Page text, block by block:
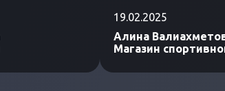
19.02.2025
Алина
Магазин